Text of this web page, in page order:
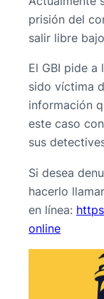
prisión del
salir libre
El GBI pide a
sido víctima
información
este caso
sus
Si desea
hacerlo
en línea:
online